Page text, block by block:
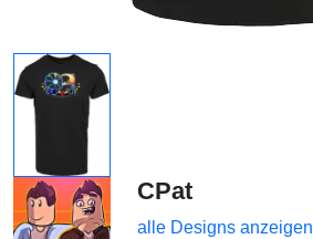
CPat
alle Designs anzeigen